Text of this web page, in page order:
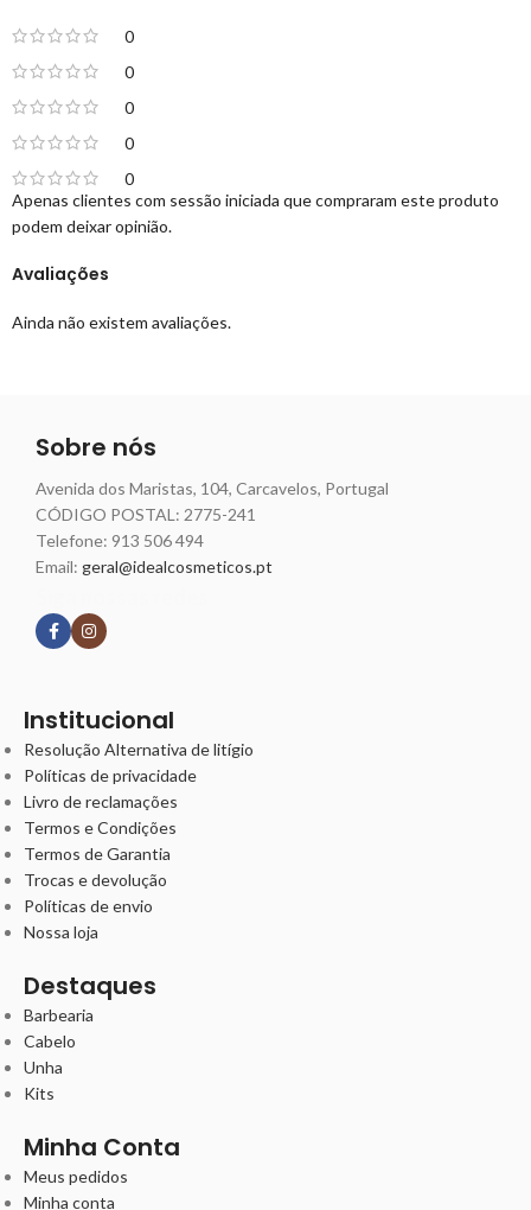
0
0
0
0
0
Avaliações
Ainda não existem avaliações.
Apenas clientes com sessão iniciada que compraram este produto
podem deixar opinião.
Sobre nós
Avenida dos Maristas, 104, Carcavelos, Portugal
CÓDIGO POSTAL: 2775-241
Telefone: 913 506 494
Email: geral@idealcosmeticos.pt
Institucional
Resolução Alternativa de litígio
Políticas de privacidade
Livro de reclamações
Termos e Condições
Termos de Garantia
Trocas e devolução
Políticas de envio
Nossa loja
Destaques
Barbearia
Cabelo
Unha
Kits
Minha Conta
Meus pedidos
Minha conta